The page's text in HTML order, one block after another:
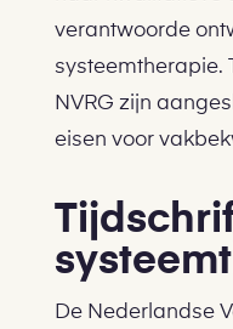
verantwoorde
systeemtherapie.
NVRG zijn
eisen voor
De Nederlandse